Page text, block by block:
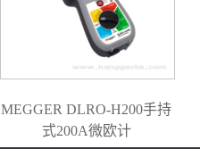
MEGGER DLRO-H200手持
式200A微欧计